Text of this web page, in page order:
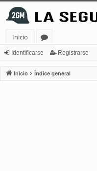
Inicio
or
os
Identificarse Registrarse
Inicio Índice general